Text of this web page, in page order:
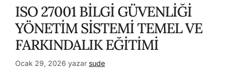
ISO 27001 BİLGİ GÜVENLİĞİ
YÖNETİM SİSTEMİ TEMEL VE
FARKINDALIK EĞİTİMİ
Ocak 29, 2026 yazar sude